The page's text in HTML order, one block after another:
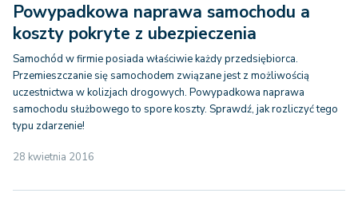
Powypadkowa naprawa samochodu a
koszty pokryte z ubezpieczenia
Samochód w firmie posiada właściwie każdy przedsiębiorca.
Przemieszczanie się samochodem związane jest z możliwością
uczestnictwa w kolizjach drogowych. Powypadkowa naprawa
samochodu służbowego to spore koszty. Sprawdź, jak rozliczyć tego
typu zdarzenie!
28 kwietnia 2016